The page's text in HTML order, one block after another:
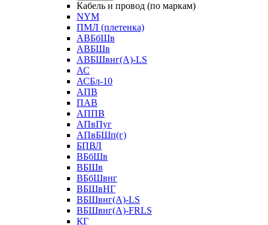
Кабель и провод (по маркам)
NYM
ПМЛ (плетенка)
АВБбШв
АВБШв
АВБШвнг(А)-LS
АС
АСБл-10
АПВ
ПАВ
АППВ
АПвПуг
АПвБШп(г)
БПВЛ
ВБбШв
ВБШв
ВБбШвнг
ВБШвНГ
ВБШвнг(А)-LS
ВБШвнг(А)-FRLS
КГ